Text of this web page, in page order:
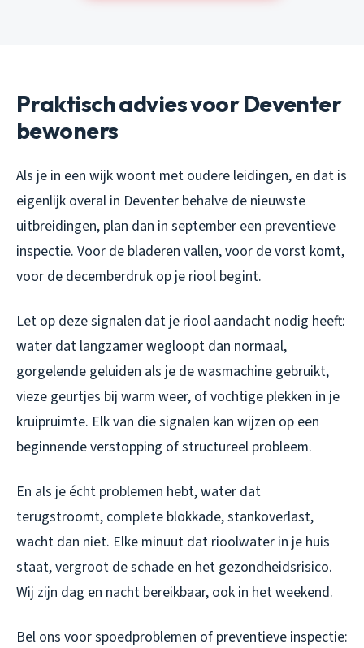
Praktisch advies voor Deventer
bewoners
Als je in een wijk woont met oudere leidingen, en dat is
eigenlijk overal in Deventer behalve de nieuwste
uitbreidingen, plan dan in september een preventieve
inspectie. Voor de bladeren vallen, voor de vorst komt,
voor de decemberdruk op je riool begint.
Let op deze signalen dat je riool aandacht nodig heeft:
water dat langzamer wegloopt dan normaal,
gorgelende geluiden als je de wasmachine gebruikt,
vieze geurtjes bij warm weer, of vochtige plekken in je
kruipruimte. Elk van die signalen kan wijzen op een
beginnende verstopping of structureel probleem.
En als je écht problemen hebt, water dat
terugstroomt, complete blokkade, stankoverlast,
wacht dan niet. Elke minuut dat rioolwater in je huis
staat, vergroot de schade en het gezondheidsrisico.
Wij zijn dag en nacht bereikbaar, ook in het weekend.
Bel ons voor spoedproblemen of preventieve inspectie: